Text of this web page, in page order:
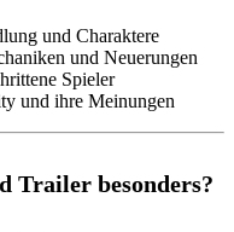
und Charaktere
und Neuerungen
Spieler
und ihre Meinungen
Trailer besonders?